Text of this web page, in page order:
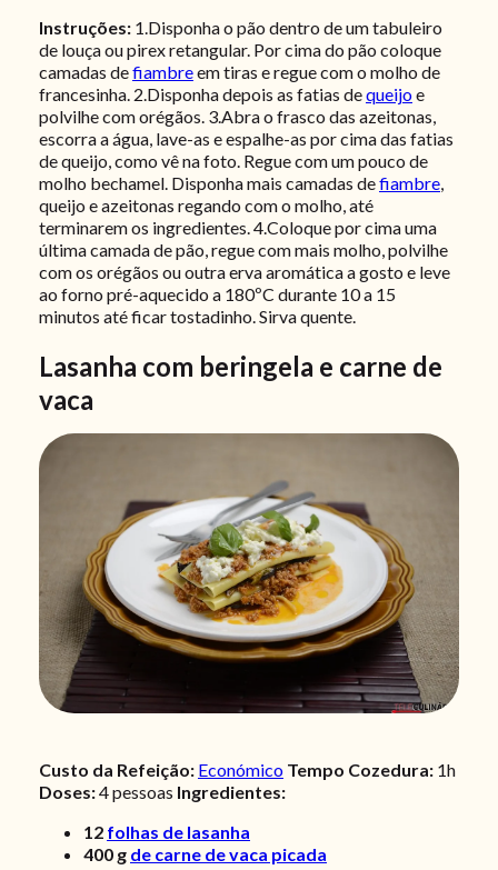
Instruções: 1.Disponha o pão dentro de um tabuleiro
de louça ou pirex retangular. Por cima do pão coloque
camadas defiambreem tiras e regue com o molho de
francesinha. 2.Disponha depois as fatias dequeijoe
polvilhe com orégãos. 3.Abra o frasco das azeitonas,
escorra a água, lave-as e espalhe-as por cima das fatias
de queijo, como vê na foto. Regue com um pouco de
molho bechamel. Disponha mais camadas defiambre,
queijo e azeitonas regando com o molho, até
terminarem os ingredientes. 4.Coloque por cima uma
última camada de pão, regue com mais molho, polvilhe
com os orégãos ou outra erva aromática a gosto e leve
ao forno pré-aquecido a 180ºC durante 10 a 15
minutos até ficar tostadinho. Sirva quente.
Lasanha com beringela e carne de
vaca
Custo da Refeição: Económico Tempo Cozedura: 1h
Doses:4 pessoas Ingredientes:
12 folhas de lasanha
400 g de carne de vaca picada